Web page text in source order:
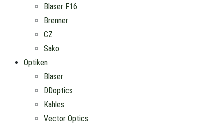
Blaser F16
Brenner
CZ
Sako
Optiken
Blaser
DDoptics
Kahles
Vector Optics